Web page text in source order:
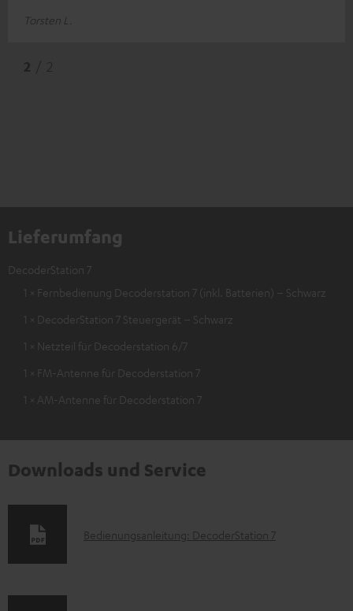
Torsten L.
Lieferumfang
DecoderStation 7
1 × Fernbedienung Decoderstation 7 (inkl. Batterien) – Schwarz
1 × DecoderStation 7 Steuergerät – Schwarz
1 × Netzteil für Decoderstation 6/7
1 × FM-Antenne für Decoderstation 7
1 × AM-Antenne für Decoderstation 7
Downloads und Service
D
Bedienungsanleitung: DecoderStation 7